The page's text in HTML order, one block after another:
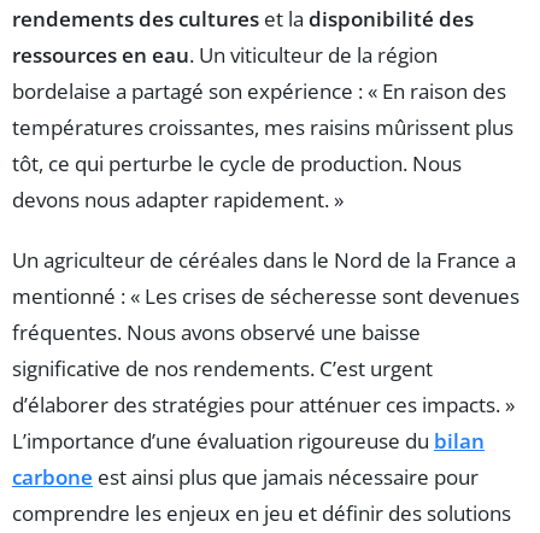
rendements des cultures et la disponibilité des
ressources en eau. Un viticulteur de la région
bordelaise a partagé son expérience : « En raison des
températures croissantes, mes raisins mûrissent plus
tôt, ce qui perturbe le cycle de production. Nous
devons nous adapter rapidement. »
Un agriculteur de céréales dans le Nord de la France a
mentionné : « Les crises de sécheresse sont devenues
fréquentes. Nous avons observé une baisse
significative de nos rendements. C’est urgent
d’élaborer des stratégies pour atténuer ces impacts. »
L’importance d’une évaluation rigoureuse du bilan
carbone est ainsi plus que jamais nécessaire pour
comprendre les enjeux en jeu et définir des solutions